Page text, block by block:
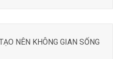
NÊN KHÔNG GIAN SỐNG